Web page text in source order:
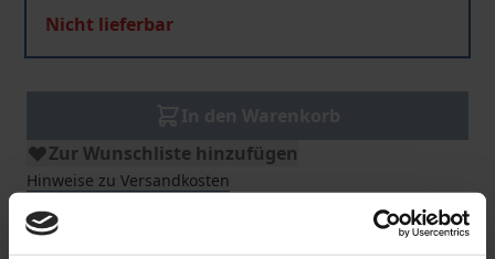
Nicht lieferbar
Zur Wunschliste hinzufügen
Hinweise zu Versandkosten